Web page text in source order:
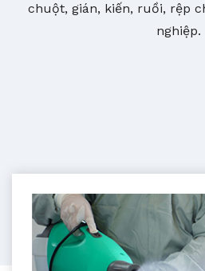
chuột, gián, kiến, ruồi, rệp
nghiệp.